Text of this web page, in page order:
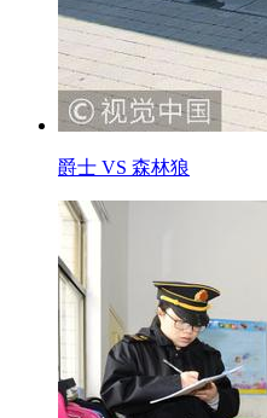
爵士 VS 森林狼